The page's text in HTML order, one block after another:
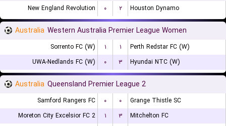
New England Revolution ۰ ۲ Houston Dynamo
Australia Western Australia Premier League Women
Sorrento FC (W) ۱ ۱
Perth Redstar FC (W)
UWA-Nedlands FC (W)
۰ ۳ Hyundai NTC (W)
Australia Queensland Premier League 2
Samford Rangers FC ۰ ۰
Grange Thistle SC
Moreton City Excelsior FC 2
۱ ۳ Mitchelton FC